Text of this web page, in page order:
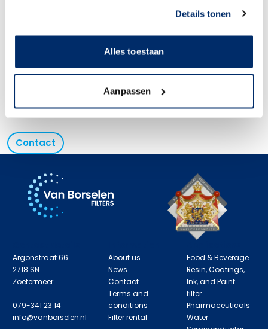
Details tonen
Alles toestaan
Aanpassen
A full range of junior-style hydrophobic PTFE membrane filter
for the sterile filtration of gases and air.
Contact
Argonstraat 66
2718 SN
Zoetermeer
079-341 23 14
info@vanborselen.nl
About us
News
Contact
Terms and
conditions
Filter rental
Food & Beverage
Resin, Coatings,
Ink, and Paint
filter
Pharmaceuticals
Water